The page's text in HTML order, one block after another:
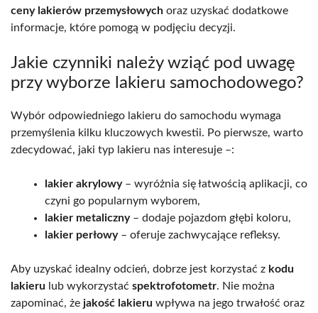
ceny lakierów przemysłowych oraz uzyskać dodatkowe
informacje, które pomogą w podjęciu decyzji.
Jakie czynniki należy wziąć pod uwagę
przy wyborze lakieru samochodowego?
Wybór odpowiedniego lakieru do samochodu wymaga
przemyślenia kilku kluczowych kwestii. Po pierwsze, warto
zdecydować, jaki typ lakieru nas interesuje –:
lakier akrylowy– wyróżnia się łatwością aplikacji, co
czyni go popularnym wyborem,
lakier metaliczny– dodaje pojazdom głębi koloru,
lakier perłowy– oferuje zachwycające refleksy.
Aby uzyskać idealny odcień, dobrze jest korzystać z kodu
lakieru lub wykorzystać spektrofotometr. Nie można
zapominać, że jakość lakieru wpływa na jego trwałość oraz